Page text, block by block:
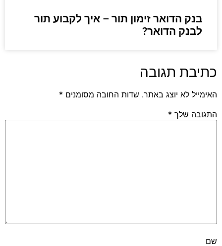
בנק הדואר זימון תור – איך לקבוע תור
לבנק הדואר?
כתיבת תגובה
האימייל לא יוצג באתר. שדות החובה מסומנים *
התגובה שלך *
שם